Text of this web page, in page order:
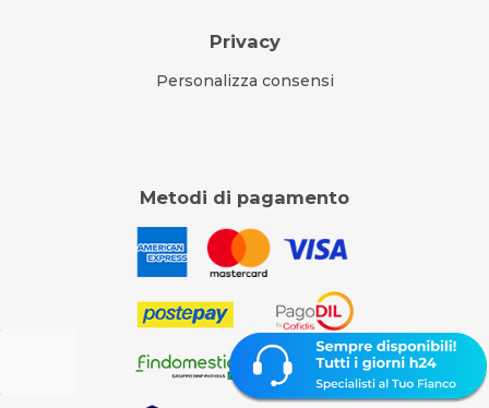
Privacy
Personalizza consensi
Metodi di pagamento